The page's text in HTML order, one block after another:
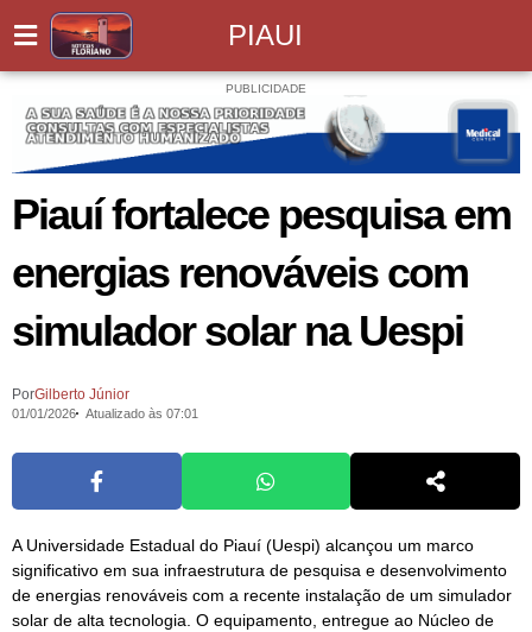
PIAUI
PUBLICIDADE
Piauí fortalece pesquisa em
energias renováveis com
simulador solar na Uespi
PorGilberto Júnior
01/01/2026 Atualizado às 07:01
A Universidade Estadual do Piauí (Uespi) alcançou um marco
significativo em sua infraestrutura de pesquisa e desenvolvimento
de energias renováveis com a recente instalação de um simulador
solar de alta tecnologia. O equipamento, entregue ao Núcleo de